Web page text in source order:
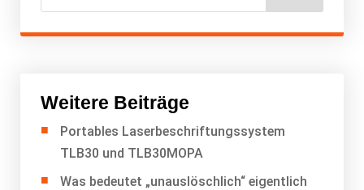
Weitere Beiträge
Portables Laserbeschriftungssystem
TLB30 und TLB30MOPA
Was bedeutet „unauslöschlich“ eigentlich